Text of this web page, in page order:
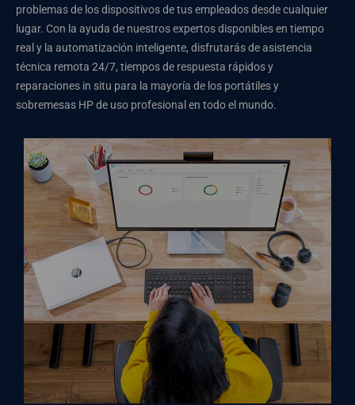
problemas de los dispositivos de tus empleados desde cualquier
lugar. Con la ayuda de nuestros expertos disponibles en tiempo
real y la automatización inteligente, disfrutarás de asistencia
técnica remota 24/7, tiempos de respuesta rápidos y
reparaciones in situ para la mayoría de los portátiles y
sobremesas HP de uso profesional en todo el mundo.